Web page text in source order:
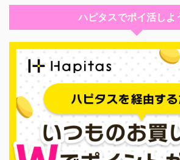
ハピタスでポイ活しよ